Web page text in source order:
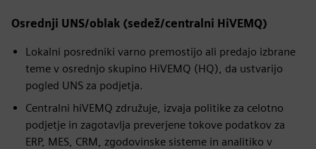
Osrednji UNS/oblak (sedež/centralni HiVEMQ)
Lokalni posredniki varno premostijo ali predajo izbrane
teme v osrednjo skupino HiVEMQ (HQ), da ustvarijo
pogled UNS za podjetja.
Centralni hiVEMQ združuje, izvaja politike za celotno
podjetje in zagotavlja preverjene tokove podatkov za
ERP, MES, CRM, zgodovinske sisteme in analitiko v